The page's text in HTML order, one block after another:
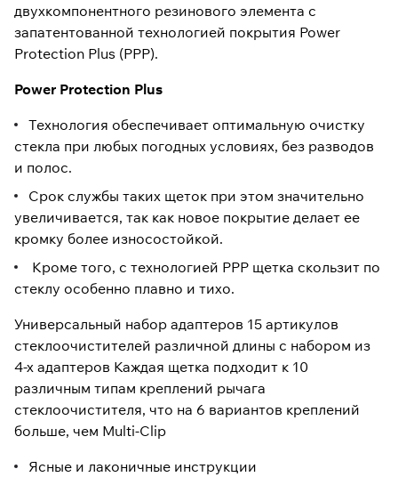
двухкомпонентного резинового элемента с
запатентованной технологией покрытия Power
Protection Plus (PPP).
Power Protection Plus
Технология обеспечивает оптимальную очистку
стекла при любых погодных условиях, без разводов
и полос.
Срок службы таких щеток при этом значительно
увеличивается, так как новое покрытие делает ее
кромку более износостойкой.
Кроме того, с технологией РРР щетка скользит по
стеклу особенно плавно и тихо.
Универсальный набор адаптеров 15 артикулов
стеклоочистителей различной длины с набором из
4-х адаптеров Каждая щетка подходит к 10
различным типам креплений рычага
стеклоочистителя, что на 6 вариантов креплений
больше, чем Multi-Clip
Ясные и лаконичные инструкции